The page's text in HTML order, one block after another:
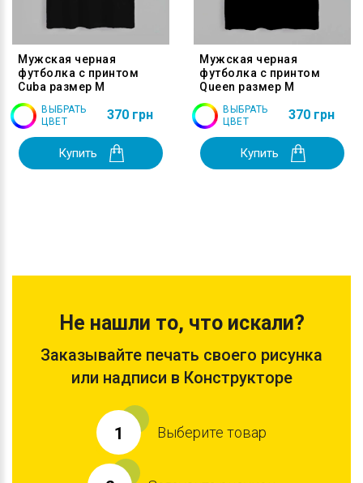
Мужская черная
футболка с принтом
Cuba размер M
ВЫБРАТЬ
ЦВЕТ
370 грн
Купить
Мужская черная
футболка с принтом
Queen размер M
ВЫБРАТЬ
ЦВЕТ
370 грн
Купить
Не нашли то, что искали?
Заказывайте печать своего рисунка
или надписи в Конструкторе
1 Выберите товар